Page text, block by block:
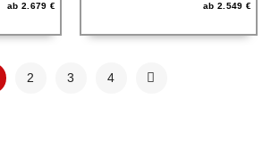
ab2.679€ ab2.549€
2 3 4